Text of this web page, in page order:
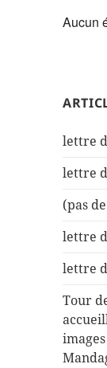
Aucun
lettre
lettre
(pas
lettre
lettre
Tour